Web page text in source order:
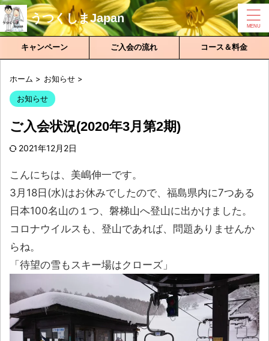
うつくしまJapan
キャンペーン ご入会の流れ コース＆料金
ホーム > お知らせ >
お知らせ
ご入会状況(2020年3月第2期)
2021年12月2日
こんにちは、美嶋伸一です。
3月18日(水)はお休みでしたので、福島県内に7つある
日本100名山の１つ、磐梯山へ登山に出かけました。
コロナウイルスも、登山であれば、問題ありませんか
らね。
「待望の雪もスキー場はクローズ」